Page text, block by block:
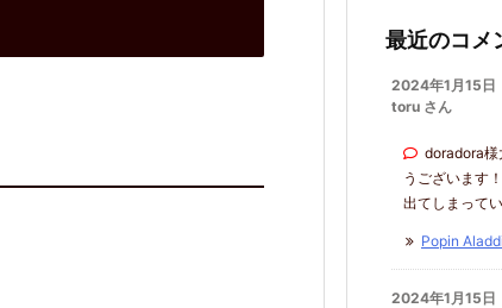
最近のコメ
2024年1月15日
toru さん
doradora様
うございます
出てしまって
Popin
2024年1月15日